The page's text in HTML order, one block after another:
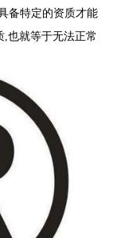
备特定的资质才能
也就等于无法正常